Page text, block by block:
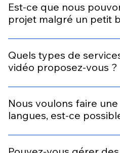
Est-ce que nous
projet malgré un petit
Il n'y a pas de limite fixée et
de réaliser votre projet. Nous
communiquer votre idée, et
Quels types de
vidéo proposez-vous ?
Nous proposons des
production de vidéos
événementielles, du live,
Nous voulons faire
langues, est-ce
Oui ! Sous-titres, audio, voix-